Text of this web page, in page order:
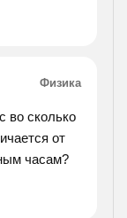
Физика
во сколько
от
часам?